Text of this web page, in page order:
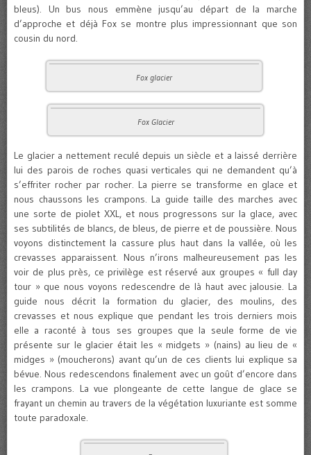
bleus). Un bus nous emmène jusqu’au départ de la marche
d’approche et déjà Fox se montre plus impressionnant que son
cousin du nord.
Fox glacier
Fox Glacier
Le glacier a nettement reculé depuis un siècle et a laissé derrière
lui des parois de roches quasi verticales qui ne demandent qu’à
s’effriter rocher par rocher. La pierre se transforme en glace et
nous chaussons les crampons. La guide taille des marches avec
une sorte de piolet XXL, et nous progressons sur la glace, avec
ses subtilités de blancs, de bleus, de pierre et de poussière. Nous
voyons distinctement la cassure plus haut dans la vallée, où les
crevasses apparaissent. Nous n’irons malheureusement pas les
voir de plus près, ce privilège est réservé aux groupes « full day
tour » que nous voyons redescendre de là haut avec jalousie. La
guide nous décrit la formation du glacier, des moulins, des
crevasses et nous explique que pendant les trois derniers mois
elle a raconté à tous ses groupes que la seule forme de vie
présente sur le glacier était les « midgets » (nains) au lieu de «
midges » (moucherons) avant qu’un de ces clients lui explique sa
bévue. Nous redescendons finalement avec un goût d’encore dans
les crampons. La vue plongeante de cette langue de glace se
frayant un chemin au travers de la végétation luxuriante est somme
toute paradoxale.